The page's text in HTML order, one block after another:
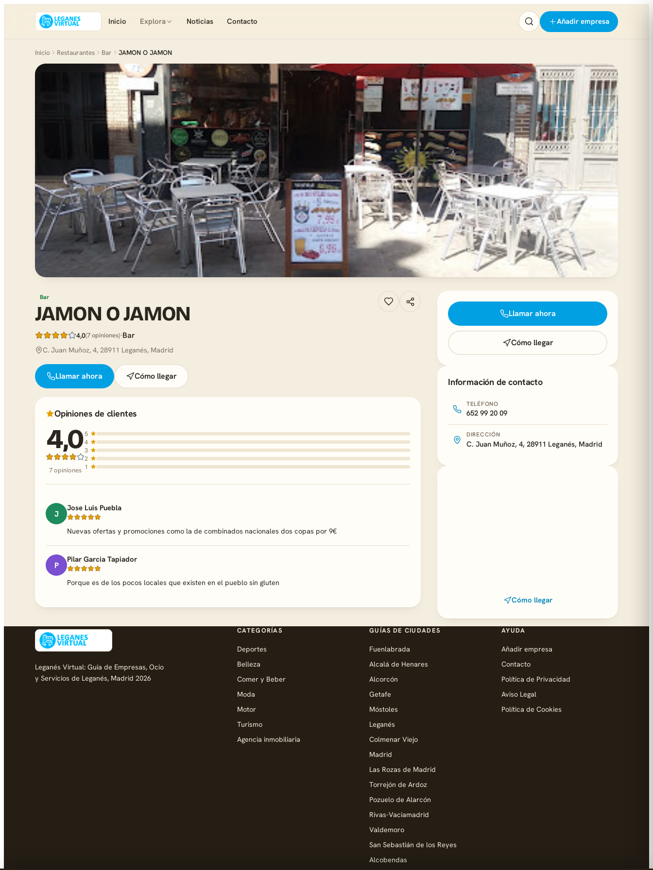
Inicio Explora Noticias Contacto Añadir empresa
Inicio Restaurantes Bar JAMON O JAMON
Bar
JAMON O JAMON
4,0(7 opiniones)·Bar
C. Juan Muñoz, 4, 28911 Leganés, Madrid
Llamar ahora Cómo llegar
Opiniones de clientes
4,0
7 opiniones
5
4
3
2
1
J
Jose Luis Puebla
Nuevas ofertas y promociones como la de combinados nacionales dos copas por 9€
P
Pilar Garcia Tapiador
Porque es de los pocos locales que existen en el pueblo sin gluten
Llamar ahora
Cómo llegar
Información de contacto
TELÉFONO
652 99 20 09
DIRECCIÓN
C. Juan Muñoz, 4, 28911 Leganés, Madrid
Cómo llegar
Leganés Virtual: Guia de Empresas, Ocio
y Servicios de Leganés, Madrid 2026
CATEGORÍAS
Deportes
Belleza
Comer y Beber
Moda
Motor
Turismo
Agencia inmobiliaria
GUÍAS DE CIUDADES
Fuenlabrada
Alcalá de Henares
Alcorcón
Getafe
Móstoles
Leganés
Colmenar Viejo
Madrid
Las Rozas de Madrid
Torrejón de Ardoz
Pozuelo de Alarcón
Rivas-Vaciamadrid
Valdemoro
San Sebastián de los Reyes
Alcobendas
AYUDA
Añadir empresa
Contacto
Política de Privacidad
Aviso Legal
Política de Cookies